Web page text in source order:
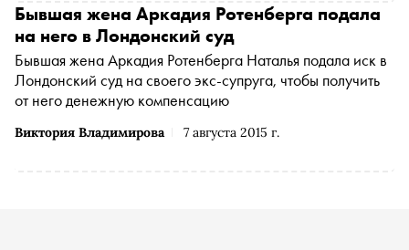
Виктория Владимирова 7 августа 2015 г.
Бывшая жена Аркадия Ротенберга подала
на него в Лондонский суд
Бывшая жена Аркадия Ротенберга Наталья подала иск в
Лондонский суд на своего экс-супруга, чтобы получить
от него денежную компенсацию